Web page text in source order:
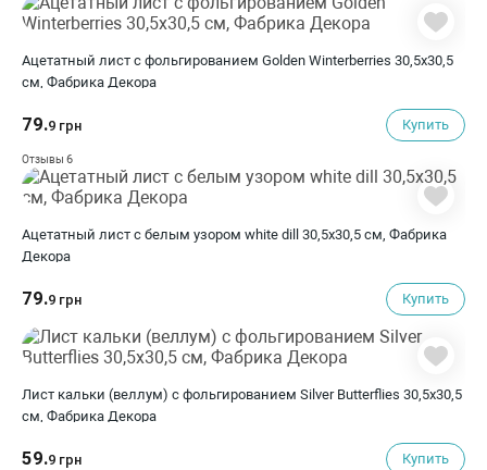
Ацетатный лист с фольгированием Golden Winterberries 30,5х30,5
см, Фабрика Декора
79.9 грн Купить
Отзывы 6
Ацетатный лист с белым узором white dill 30,5х30,5 см, Фабрика
Декора
79.9 грн Купить
Лист кальки (веллум) с фольгированием Silver Butterflies 30,5х30,5
см, Фабрика Декора
59.9 грн Купить